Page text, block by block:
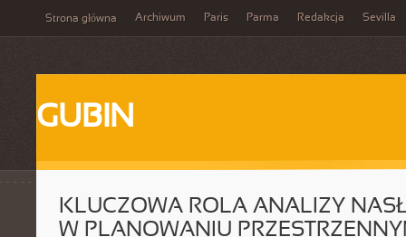
Strona główna Archiwum Paris Parma Redakcja Sevilla
GUBIN
KLUCZOWA ROLA ANALIZY
W PLANOWANIU